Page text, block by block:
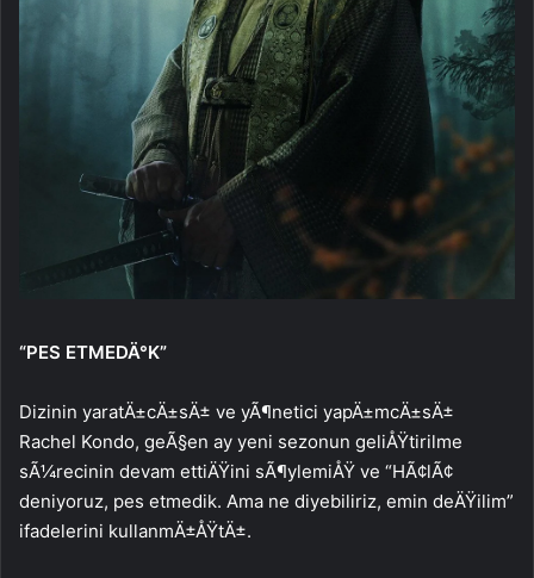
“PES ETMEDÄ°K”
Dizinin yaratÄ±cÄ±sÄ± ve yÃ¶netici yapÄ±mcÄ±sÄ±
Rachel Kondo, geÃ§en ay yeni sezonun geliÅŸtirilme
sÃ¼recinin devam ettiÄŸini sÃ¶ylemiÅŸ ve “HÃ¢lÃ¢
deniyoruz, pes etmedik. Ama ne diyebiliriz, emin deÄŸilim”
ifadelerini kullanmÄ±ÅŸtÄ±.